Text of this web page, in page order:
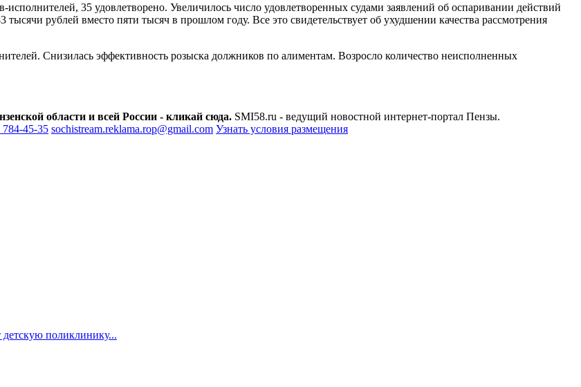
35 удовлетворено. Увеличилось число удовлетворенных судами заявлений об оспаривании действий
рублей вместо пяти тысяч в прошлом году. Все это свидетельствует об ухудшении качества рассмотрения
Снизилась эффективность розыска должников по алиментам. Возросло количество неисполненных
области и всей России - кликай сюда. SMI58.ru - ведущий новостной интернет-портал Пензы.
45-35 sochistream.reklama.rop@gmail.com Узнать условия размещения
поликлинику...